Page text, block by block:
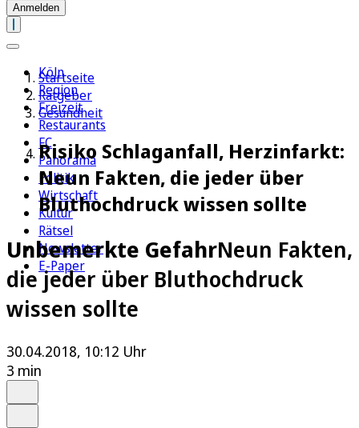
Anmelden
Köln
Region
Freizeit
Restaurants
FC
Panorama
Politik
Wirtschaft
Kultur
Rätsel
Newsletter
E-Paper
Startseite
Ratgeber
Gesundheit
Risiko Schlaganfall, Herzinfarkt:
Neun Fakten, die jeder über
Bluthochdruck wissen sollte
Unbemerkte GefahrNeun Fakten,
die jeder über Bluthochdruck
wissen sollte
30.04.2018, 10:12 Uhr
3 min